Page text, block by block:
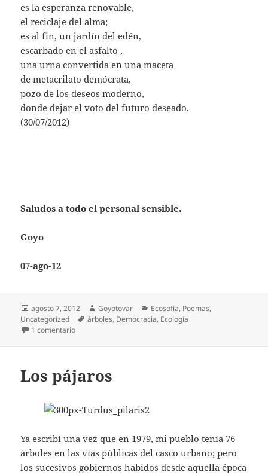
es la esperanza renovable,
el reciclaje del alma;
es al fin, un jardín del edén,
escarbado en el asfalto ,
una urna convertida en una maceta
de metacrilato demócrata,
pozo de los deseos moderno,
donde dejar el voto del futuro deseado.
(30/07/2012)
Saludos a todo el personal sensible.
Goyo
07-ago-12
Publicado
el
agosto 7, 2012 Autor
Goyotovar Categorías
Ecosofía, Poemas,
Uncategorized
Etiquetas
árboles, Democracia, Ecología
1 comentarioen Ecologías de Andrea Fernández Maneiro
Los pájaros
Ya escribí una vez que en 1979, mi pueblo tenía 76
árboles en las vías públicas del casco urbano; pero
los sucesivos gobiernos habidos desde aquella época